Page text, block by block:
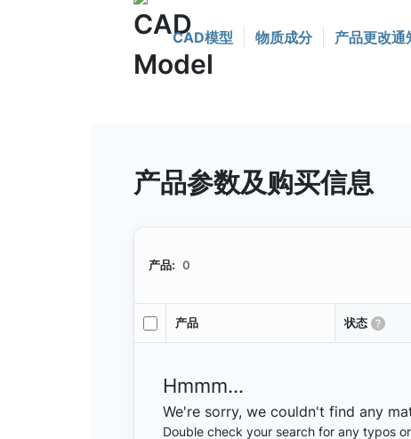
CAD模型 物质成分 产品更改通
产品参数及购买信息
产品: 0
产品 状态
Hmmm...
We're sorry, we couldn't find any
Double check your search for any typos